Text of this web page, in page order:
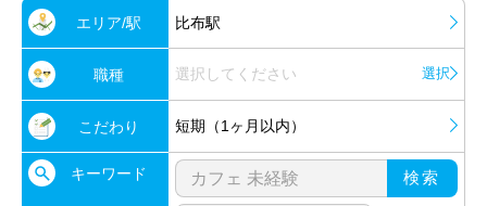
エリア/駅 比布駅
職種 選択してください 選択
こだわり 短期（1ヶ月以内）
キーワード 検索